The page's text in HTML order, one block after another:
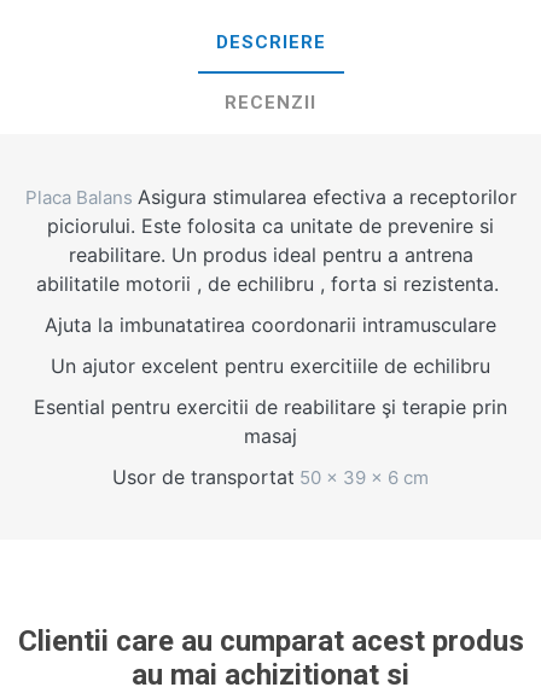
DESCRIERE
RECENZII
Placa Balans Asigura stimularea efectiva a receptorilor
piciorului. Este folosita ca unitate de prevenire si
reabilitare. Un produs ideal pentru a antrena
abilitatile motorii , de echilibru , forta si rezistenta.
Ajuta la imbunatatirea coordonarii intramusculare
Un ajutor excelent pentru exercitiile de echilibru
Esential pentru exercitii de reabilitare şi terapie prin
masaj
Usor de transportat 50 x 39 x 6 cm
Clientii care au cumparat acest produs
au mai achizitionat si